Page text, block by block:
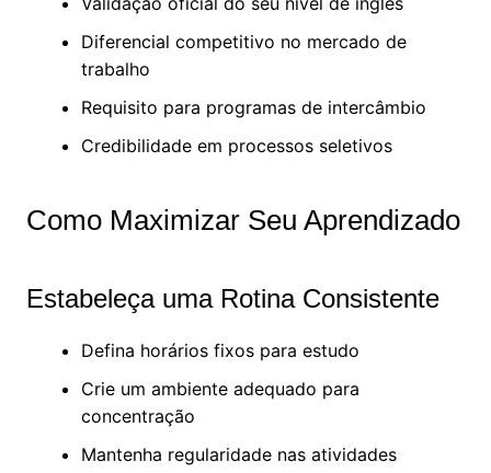
Diferencial competitivo no mercado de
trabalho
Requisito para programas de intercâmbio
Credibilidade em processos seletivos
Como Maximizar Seu Aprendizado
Estabeleça uma Rotina Consistente
Defina horários fixos para estudo
Crie um ambiente adequado para
concentração
Mantenha regularidade nas atividades